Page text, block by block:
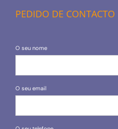
PEDIDO DE CONTACTO
O seu nome
O seu email